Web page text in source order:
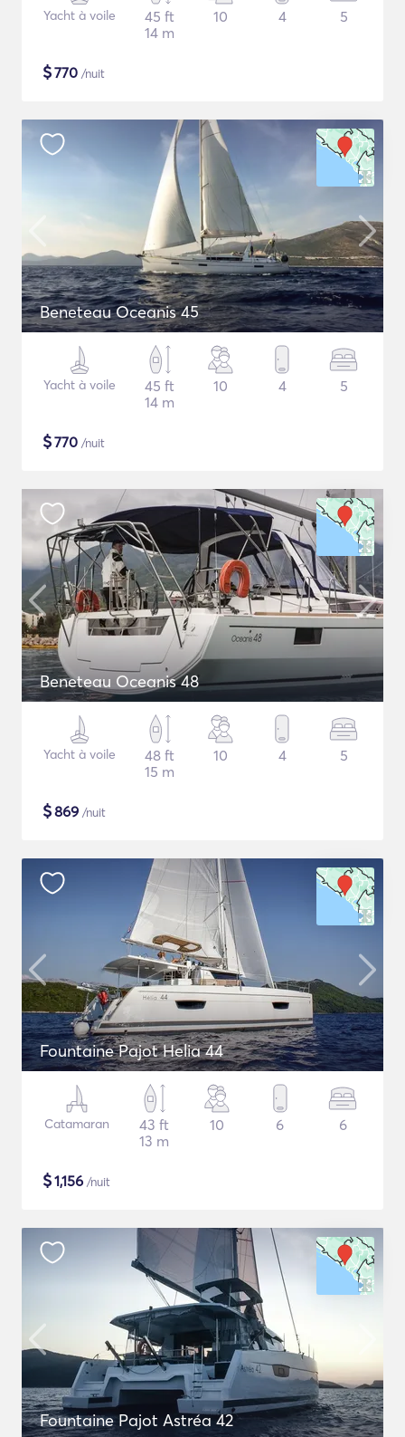
Yacht à voile
45 ft
14 m
10 4 5
$770 /nuit
Beneteau Oceanis 45
Yacht à voile
45 ft
14 m
10 4 5
$770 /nuit
Beneteau Oceanis 48
Yacht à voile
48 ft
15 m
10 4 5
$869 /nuit
Fountaine Pajot Helia 44
Catamaran
43 ft
13 m
10 6 6
$1,156 /nuit
Fountaine Pajot Astréa 42